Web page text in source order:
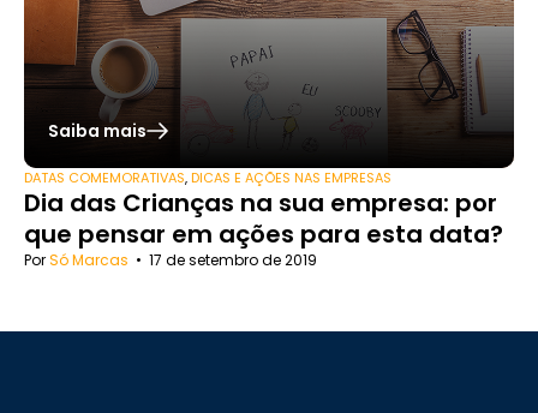
Saiba mais
DATAS COMEMORATIVAS,DICAS E AÇÕES NAS EMPRESAS
Dia das Crianças na sua empresa: por
que pensar em ações para esta data?
PorSó Marcas • 17 de setembro de 2019